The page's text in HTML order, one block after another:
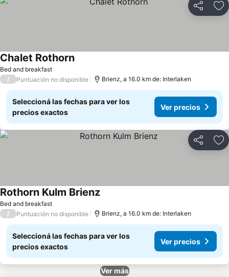
Compartir
Bed and breakfast
Chalet RothornVer precios
/ Puntuación no disponible Brienz, a 16.0 km de: Interlaken
Seleccioná las fechas para ver los
precios exactos
Ver precios
Compartir
Bed and breakfast
Rothorn Kulm BrienzVer precios
/ Puntuación no disponible Brienz, a 16.0 km de: Interlaken
Seleccioná las fechas para ver los
precios exactos
Ver precios
Ver más